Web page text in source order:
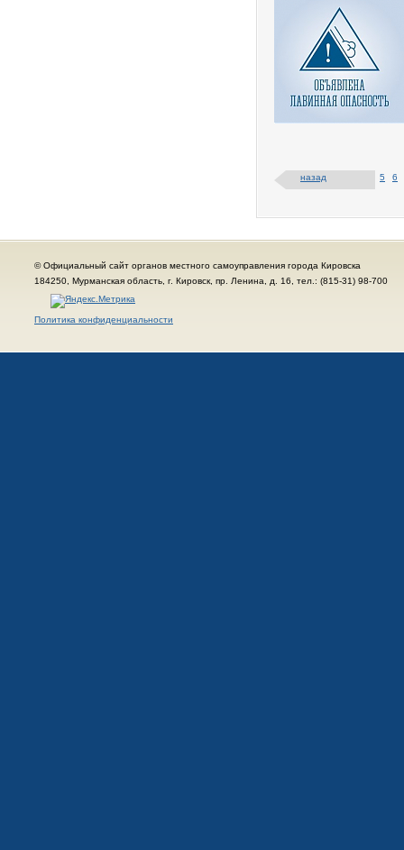
назад 5 6
© Официальный сайт органов местного самоуправления города Кировска
184250, Мурманская область, г. Кировск, пр. Ленина, д. 16, тел.: (815-31) 98-700
Политика конфиденциальности